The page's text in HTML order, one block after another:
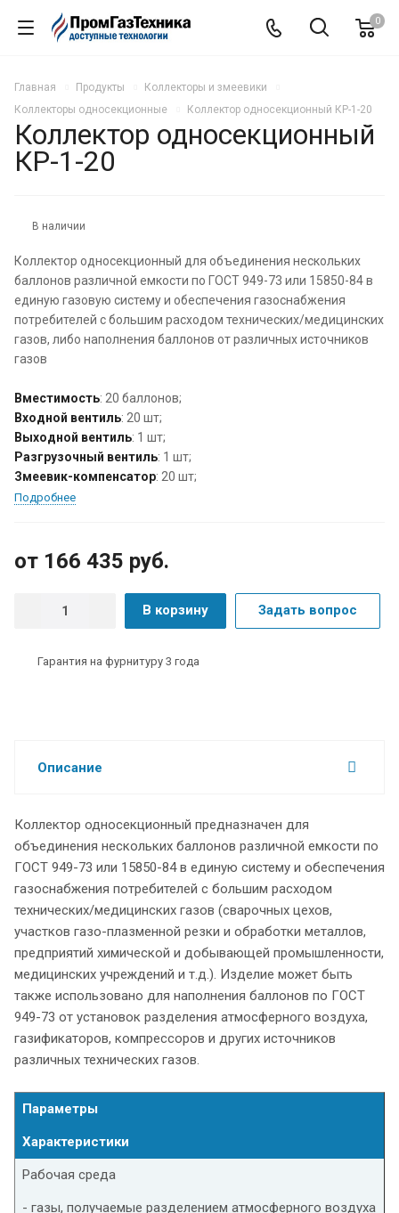
0
Главная Продукты
Коллекторы и змеевики
Коллекторы односекционные
Коллектор односекционный КР-1-20
Коллектор односекционный
КР-1-20
В наличии
Коллектор односекционный для объединения нескольких
баллонов различной емкости по ГОСТ 949-73 или 15850-84 в
единую газовую систему и обеспечения газоснабжения
потребителей с большим расходом технических/медицинских
газов, либо наполнения баллонов от различных источников
газов
Вместимость: 20 баллонов;
Входной вентиль: 20 шт;
Выходной вентиль: 1 шт;
Разгрузочный вентиль: 1 шт;
Змеевик-компенсатор: 20 шт;
Подробнее
от 166 435 руб.
В корзину Задать вопрос
Гарантия на фурнитуру 3 года
Описание
Коллектор односекционный предназначен для
объединения нескольких баллонов различной емкости по
ГОСТ 949-73 или 15850-84 в единую систему и обеспечения
газоснабжения потребителей с большим расходом
технических/медицинских газов (сварочных цехов,
участков газо-плазменной резки и обработки металлов,
предприятий химической и добывающей промышленности,
медицинских учреждений и т.д.). Изделие может быть
также использовано для наполнения баллонов по ГОСТ
949-73 от установок разделения атмосферного воздуха,
газификаторов, компрессоров и других источников
различных технических газов.
Параметры
Характеристики
Рабочая среда
- газы, получаемые разделением атмосферного воздуха